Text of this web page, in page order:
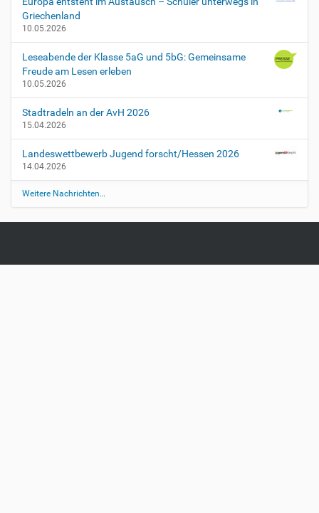
Griechenland
10.05.2026
Leseabende der Klasse 5aG und 5bG: Gemeinsame
Freude am Lesen erleben
10.05.2026
Stadtradeln an der AvH 2026
15.04.2026
Landeswettbewerb Jugend forscht/Hessen 2026
14.04.2026
Weitere Nachrichten…